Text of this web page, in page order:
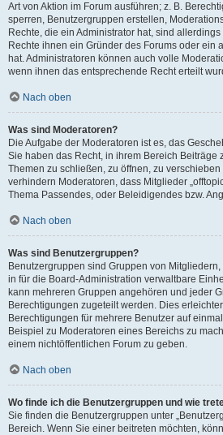
Art von Aktion im Forum ausführen; z. B.
sperren, Benutzergruppen erstellen,
Rechte, die ein Administrator hat, sind
Rechte ihnen ein Gründer des Forums oder ein
hat. Administratoren können auch volle
wenn ihnen das entsprechende Recht erteilt
Nach oben
Was sind Moderatoren?
Die Aufgabe der Moderatoren ist es, das
Sie haben das Recht, in ihrem Bereich Beiträge
Themen zu schließen, zu öffnen, zu
verhindern Moderatoren, dass Mitglieder
Thema Passendes, oder Beleidigendes bzw.
Nach oben
Was sind Benutzergruppen?
Benutzergruppen sind Gruppen von
in für die Board-Administration verwaltbare
kann mehreren Gruppen angehören und jeder
Berechtigungen zugeteilt werden. Dies
Berechtigungen für mehrere Benutzer auf
Beispiel zu Moderatoren eines Bereichs zu
einem nichtöffentlichen Forum zu geben.
Nach oben
Wo finde ich die Benutzergruppen und wie
Sie finden die Benutzergruppen unter
Bereich. Wenn Sie einer beitreten möchten,